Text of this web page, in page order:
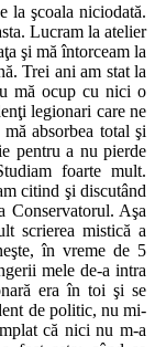
la şcoala niciodată.
Lucram la atelier
şi mă întorceam la
Trei ani am stat la
mă ocup cu nici o
legionari care ne
absorbea total şi
pentru a nu pierde
foarte mult.
citind şi discutând
Conservatorul. Aşa
scrierea mistică a
în vreme de 5
mele de-a intra
era în toi şi se
de politic, nu mi-
că nici nu m-a